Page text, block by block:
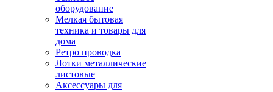
оборудование
Мелкая бытовая
техника и товары для
дома
Ретро проводка
Лотки металлические
листовые
Аксессуары для